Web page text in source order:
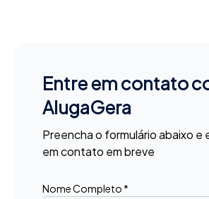
Entre em contato
AlugaGera
Preencha o formulário abaixo e
em contato em breve
Nome Completo *